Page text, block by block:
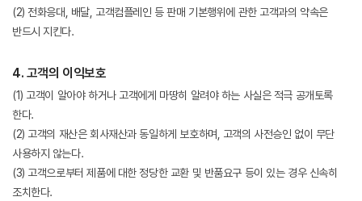
(2) 전화응대, 배달, 고객컴플레인 등 판매 기본행위에 관한 고객과의 약속은
반드시 지킨다.
4. 고객의 이익보호
(1) 고객이 알아야 하거나 고객에게 마땅히 알려야 하는 사실은 적극 공개토록
한다.
(2) 고객의 재산은 회사재산과 동일하게 보호하며, 고객의 사전승인 없이 무단
사용하지 않는다.
(3) 고객으로부터 제품에 대한 정당한 교환 및 반품요구 등이 있는 경우 신속히
조치한다.